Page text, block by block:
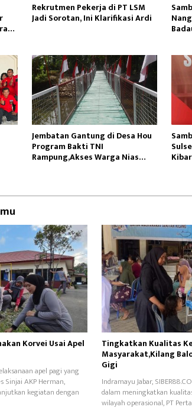
Rekrutmen Pekerja di PT LSM
Jadi Sorotan, Ini Klarifikasi Ardi
Jembatan Gantung di Desa Hou
Program Bakti TNI
Rampung,Akses Warga Nias
Korvei Usai Apel
apel pagi yang
Sinjai AKP Herman,
kegiatan dengan
Tingkatkan Kualitas
Masyarakat,Kilang
Gigi
Indramayu Jabar,
dalam meningkatkan
wilayah operasional, PT